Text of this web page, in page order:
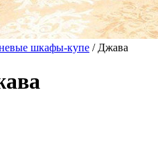
шкафы-купе / Джава